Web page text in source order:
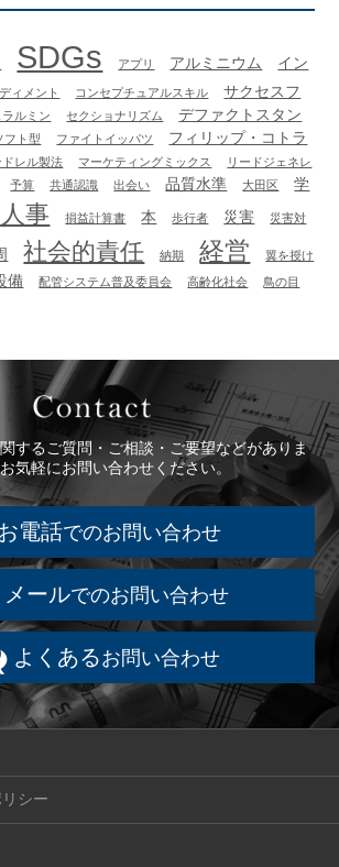
SDGs アプリ アルミニウム
イン
ィメント コンセプチュアルスキル
サクセスフ
ラルミン セクショナリズム
デファクトスタン
フト型 ファイトイッパツ
フィリップ・コトラ
ドレル製法 マーケティングミックス
リードジェネレ
予算 共通認識 出会い 品質水準 大田区
学
事 損益計算書 本 歩行者 災害 災害対
社会的責任 納期 経営
翼を授け
備 配管システム普及委員会 高齢化社会 鳥の目
するご質問・ご相談・ご要望などがありま
気軽にお問い合わせください。
お電話でのお問い合わせ
メールでのお問い合わせ
よくあるお問い合わせ
シー